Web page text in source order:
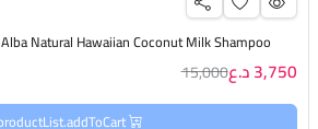
Alba Natural Hawaiian Coconut Milk Shampoo شامبو حليب جوز الهند
3,750 د.ع 15,000
productList.addToCart